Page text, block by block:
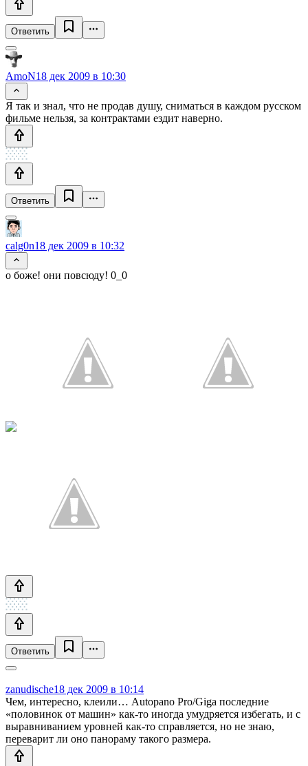
Ответить
AmoN18 дек 2009 в 10:30
Я так и знал, что не продав душу, сниматься в каждом русском
фильме нельзя, за контрактами ездит наверно.
Ответить
calg0n18 дек 2009 в 10:32
о боже! они повсюду! 0_0
Ответить
zanudische18 дек 2009 в 10:14
Чем, интересно, клеили… Autopano Pro/Giga последние
«половинок от машин» как-то иногда умудряется избегать, и с
выравниванием уровней как-то справляется, но не знаю,
переварит ли оно панораму такого размера.